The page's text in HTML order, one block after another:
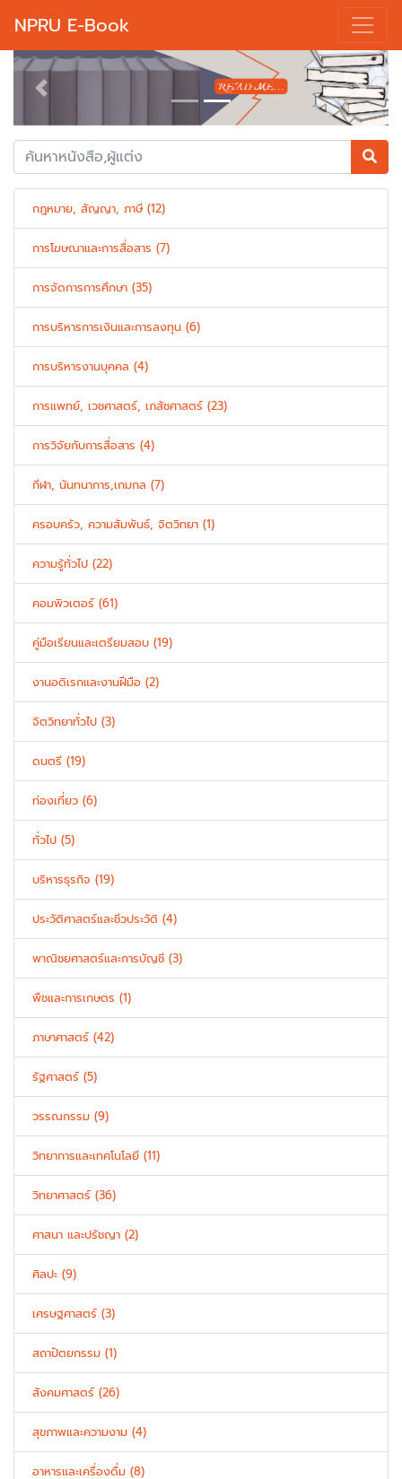
NPRU E-Book
Previous Next
กฎหมาย, สัญญา, ภาษี (12)
การโฆษณาและการสื่อสาร (7)
การจัดการการศึกษา (35)
การบริหารการเงินและการลงทุน (6)
การบริหารงานบุคคล (4)
การแพทย์, เวชศาสตร์, เภสัชศาสตร์ (23)
การวิจัยกับการสื่อสาร (4)
กีฬา, นันทนาการ,เกมกล (7)
ครอบครัว, ความสัมพันธ์, จิตวิทยา (1)
ความรู้ทั่วไป (22)
คอมพิวเตอร์ (61)
คู่มือเรียนและเตรียมสอบ (19)
งานอดิเรกและงานฝีมือ (2)
จิตวิทยาทั่วไป (3)
ดนตรี (19)
ท่องเที่ยว (6)
ทั่วไป (5)
บริหารธุรกิจ (19)
ประวัติศาสตร์และชีวประวัติ (4)
พาณิชยศาสตร์และการบัญชี (3)
พืชและการเกษตร (1)
ภาษาศาสตร์ (42)
รัฐศาสตร์ (5)
วรรณกรรม (9)
วิทยาการและเทคโนโลยี (11)
วิทยาศาสตร์ (36)
ศาสนา และปรัชญา (2)
ศิลปะ (9)
เศรษฐศาสตร์ (3)
สถาปัตยกรรม (1)
สังคมศาสตร์ (26)
สุขภาพและความงาม (4)
อาหารและเครื่องดื่ม (8)